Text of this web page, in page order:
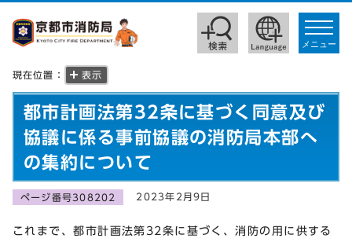
toggle
メニュー
現在位置： 表示
都市計画法第32条に基づく同意及び
協議に係る事前協議の消防局本部へ
の集約について
ページ番号308202 2023年2月9日
これまで、都市計画法第32条に基づく、消防の用に供する